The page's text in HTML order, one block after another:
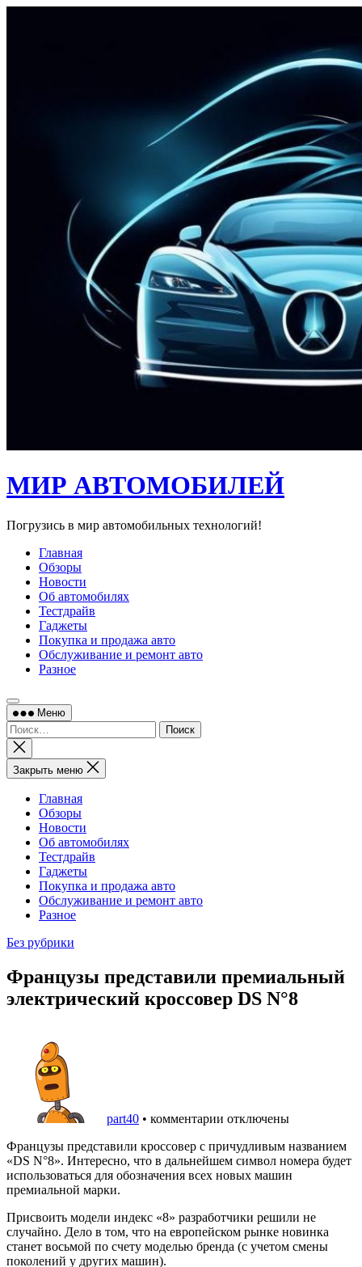
МИР АВТОМОБИЛЕЙ
Погрузись в мир автомобильных технологий!
Главная
Обзоры
Новости
Об автомобилях
Тестдрайв
Гаджеты
Покупка и продажа авто
Обслуживание и ремонт авто
Разное
Меню
Найти:
Закрыть
поиск
Закрыть меню
Главная
Обзоры
Новости
Об автомобилях
Тестдрайв
Гаджеты
Покупка и продажа авто
Обслуживание и ремонт авто
Разное
Без рубрики
Французы представили премиальный
электрический кроссовер DS N°8
part40 • комментарии отключены
Французы представили кроссовер с причудливым названием
«DS N°8». Интересно, что в дальнейшем символ номера будет
использоваться для обозначения всех новых машин
премиальной марки.
Присвоить модели индекс «8» разработчики решили не
случайно. Дело в том, что на европейском рынке новинка
станет восьмой по счету моделью бренда (с учетом смены
поколений у других машин).